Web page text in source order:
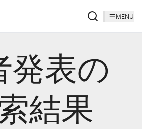
MENU
発表の
結果